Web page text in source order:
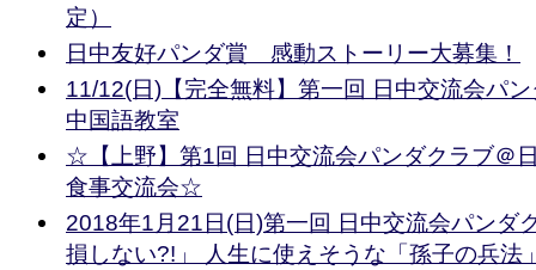
定）
日中友好パンダ賞 感動ストーリー大募集！
11/12(日)【完全無料】第一回 日中交流会パ
中国語教室
☆【上野】第1回 日中交流会パンダクラブ＠
食事交流会☆
2018年1月21日(日)第一回 日中交流会パンダ
損しない?!」 人生に使えそうな「孫子の兵法